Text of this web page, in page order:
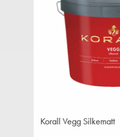
Korall Vegg Silkematt